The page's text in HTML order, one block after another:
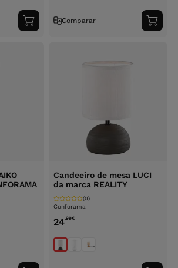
Adicionar
ao
Comparar
ao
Candeeiro de mesa LUCI
da marca REALITY
Conforama
(0)
24,99€